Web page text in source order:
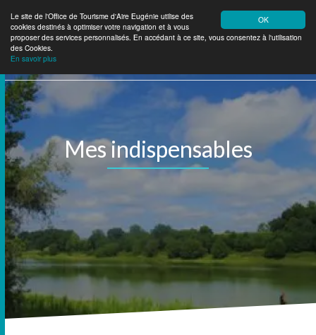
OK
Le site de l'Office de Tourisme d'Aire Eugénie utilise des
cookies destinés à optimiser votre navigation et à vous
proposer des services personnalisés. En accédant à ce site, vous consentez à l'utilisation
des Cookies.
En savoir plus
TourismeAire Eugénie
Mes indispensables